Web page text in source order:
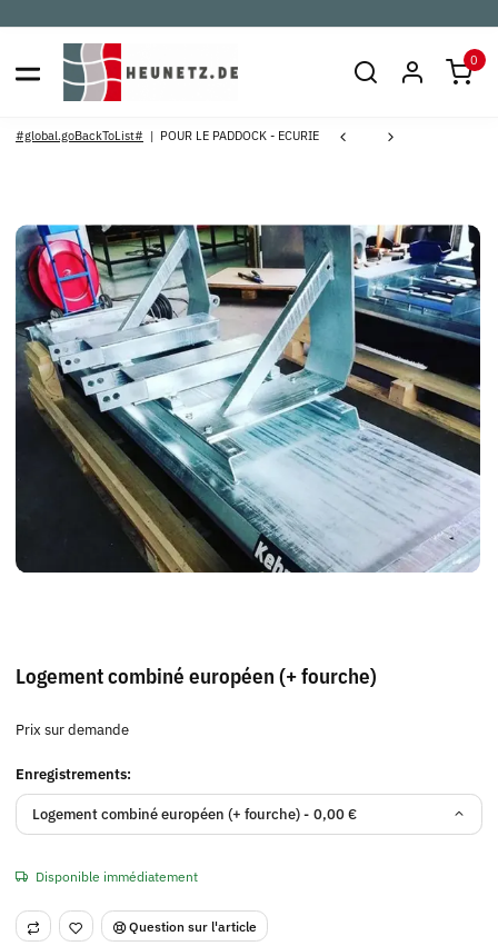
0
#global.goBackToList# POUR LE PADDOCK - ECURIE
Logement combiné européen (+ fourche)
Prix sur demande
Enregistrements:
Logement combiné européen (+ fourche) - 0,00 €
Disponible immédiatement
Question sur l'article